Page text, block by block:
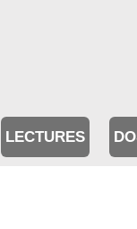
LECTURES